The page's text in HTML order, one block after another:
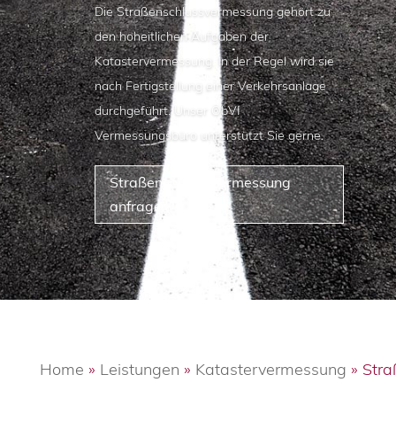
Die Straßenschlussvermessung gehört zu
den hoheitlichen Aufgaben der
Katastervermessung. In der Regel wird sie
nach Fertigstellung einer Verkehrsanlage
durchgeführt. Unser ÖbVI
Vermessungsbüro unterstützt Sie gerne.
Straßenschlussvermessung
anfragen
Home » Leistungen » Katastervermessung »